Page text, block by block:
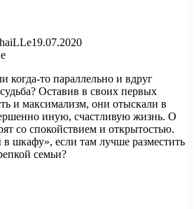
19.07.2020
когда-то параллельно и вдруг
Оставив в своих первых
и максимализм, они отыскали в
иную, счастливую жизнь. О
со спокойствием и открытостью.
в шкафу», если там лучше разместить
семьи?